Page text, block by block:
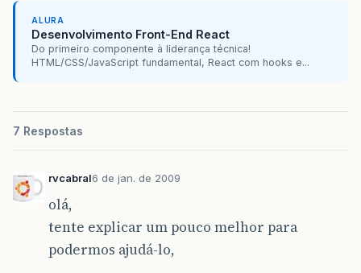
ALURA
Desenvolvimento Front-End React
Do primeiro componente à liderança técnica!
HTML/CSS/JavaScript fundamental, React com hooks e...
7 Respostas
rvcabral6 de jan. de 2009
olá,
tente explicar um pouco melhor para
podermos ajudá-lo,